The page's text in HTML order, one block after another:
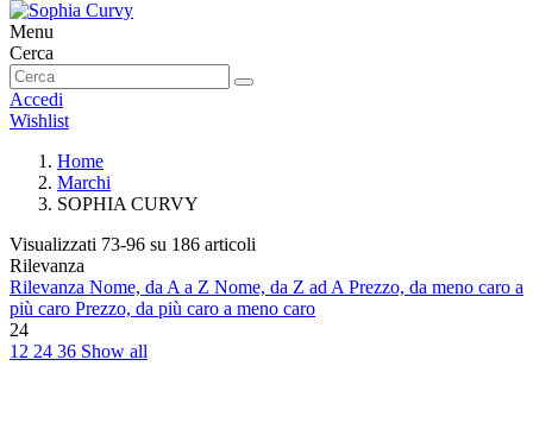
Menu
Cerca
Accedi
Wishlist
Home
Marchi
SOPHIA CURVY
Visualizzati 73-96 su 186 articoli
Rilevanza
Rilevanza Nome, da A a Z Nome, da Z ad A Prezzo, da meno caro a
più caro Prezzo, da più caro a meno caro
24
12 24 36 Show all